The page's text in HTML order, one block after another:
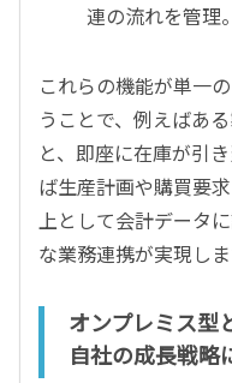
連の流れを管理。
これらの機能が単一
うことで、例えばあ
と、即座に在庫が引
ば生産計画や購買要
上として会計データ
な業務連携が実現しま
オンプレミス型
自社の成長戦略